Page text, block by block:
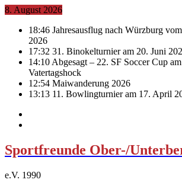
8. August 2026
18:46 Jahresausflug nach Würzburg
2026
17:32 31. Binokelturnier am 20. Juni
14:10 Abgesagt – 22. SF Soccer Cup
Vatertagshock
12:54 Maiwanderung 2026
13:13 11. Bowlingturnier am 17. April
Sportfreunde Ober-/
e.V. 1990